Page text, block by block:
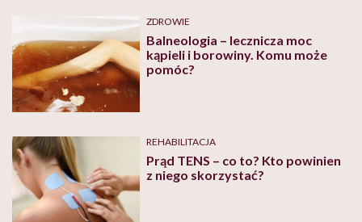
ZDROWIE
Balneologia – lecznicza moc
kąpieli i borowiny. Komu może
pomóc?
REHABILITACJA
Prąd TENS – co to? Kto powinien
z niego skorzystać?